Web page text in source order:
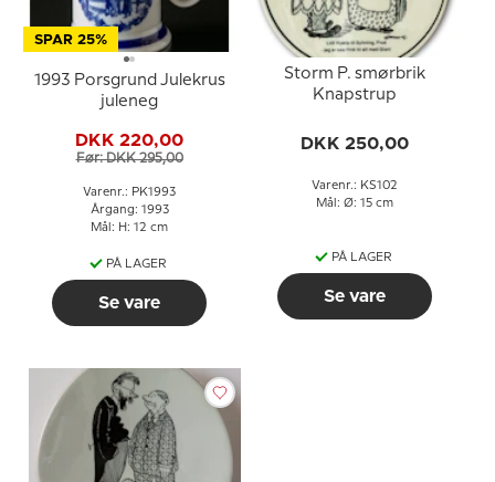
SPAR 25%
1993 Porsgrund Julekrus
juleneg
DKK 220,00
Før: DKK 295,00
Varenr.: PK1993
Årgang: 1993
Mål: H: 12 cm
PÅ LAGER
Se vare
Storm P. smørbrik
Knapstrup
DKK 250,00
Varenr.: KS102
Mål: Ø: 15 cm
PÅ LAGER
Se vare